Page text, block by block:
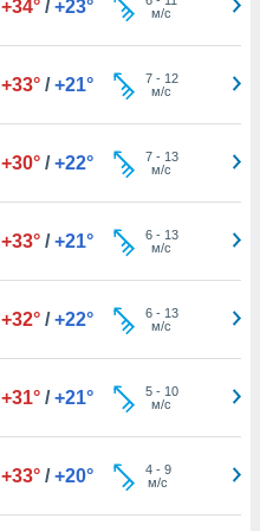
+34° / +23°
м/с
+33° / +21° 7- 12
м/с
+30° / +22° 7- 13
м/с
+33° / +21° 6- 13
м/с
+32° / +22° 6- 13
м/с
+31° / +21° 5- 10
м/с
+33° / +20° 4- 9
м/с